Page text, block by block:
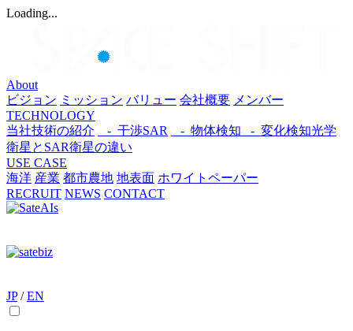
Loading...
About
ビジョン ミッション バリュー 会社概要 メンバー
TECHNOLOGY
当社技術の紹介
- 干渉SAR - 物体検知​ - 変化検知​光学
衛星とSAR衛星の違い
USE CASE
海洋 産業 都市​農地 地表面 ホワイトペーパー
RECRUIT NEWS CONTACT
JP / EN